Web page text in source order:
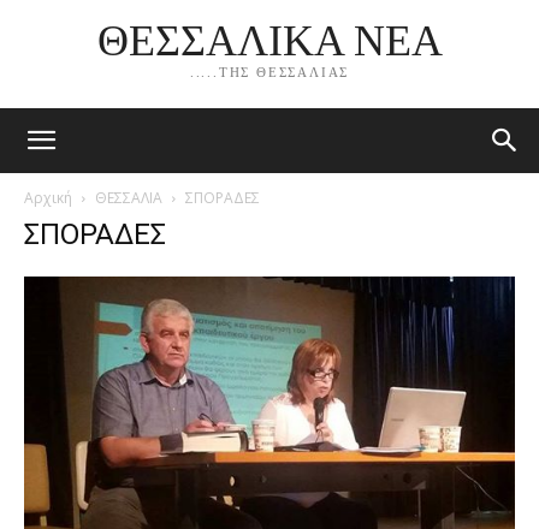
ΘΕΣΣΑΛΙΚΑ ΝΕΑ
.....ΤΗΣ ΘΕΣΣΑΛΙΑΣ
Αρχική ΘΕΣΣΑΛΙΑ ΣΠΟΡΑΔΕΣ
ΣΠΟΡΑΔΕΣ